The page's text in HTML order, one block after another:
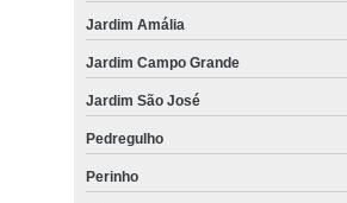
Jardim Amália
Jardim Campo Grande
Jardim São José
Pedregulho
Perinho